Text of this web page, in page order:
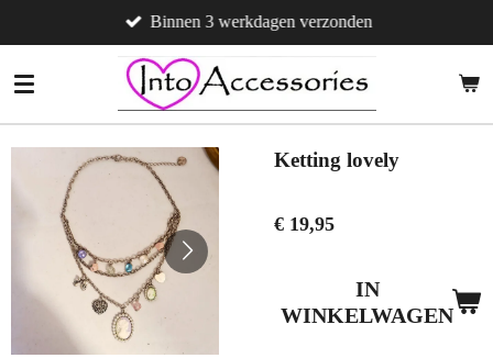
direct
naar
hoofdinhoud
Binnen 3 werkdagen verzonden
Ketting lovely
€ 19,95
IN
WINKELWAGEN